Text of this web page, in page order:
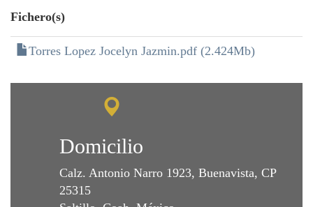
Fichero(s)
Torres Lopez Jocelyn Jazmin.pdf (2.424Mb)
Domicilio
Calz. Antonio Narro 1923, Buenavista, CP
25315